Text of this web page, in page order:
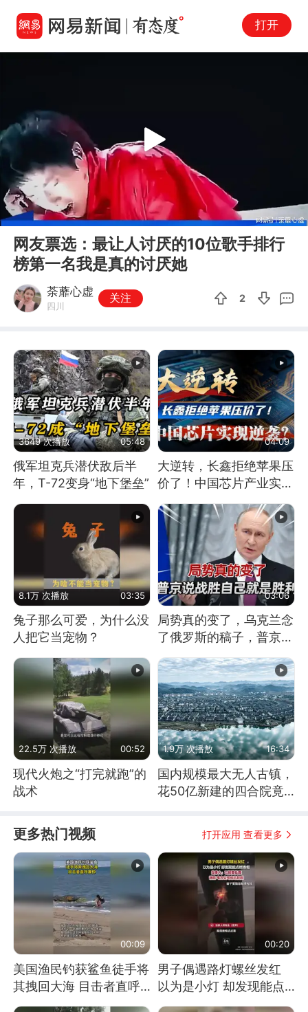
打开
00:00 05:39
Play
网友票选：最让人讨厌的10位歌手排行
榜第一名我是真的讨厌她
荼蘼心虚
四川
关注 2
3649 次播放 05:48
俄军坦克兵潜伏敌后半
年，T-72变身“地下堡垒”
04:09
大逆转，长鑫拒绝苹果压
价了！中国芯片产业实现
怎样的逆袭？
8.1万 次播放 03:35
兔子那么可爱，为什么没
人把它当宠物？
03:06
局势真的变了，乌克兰念
了俄罗斯的稿子，普京说
22.5万 次播放 00:52
现代火炮之“打完就跑”的
战术
1.9万 次播放 16:34
国内规模最大无人古镇，
花50亿新建的四合院竟
更多热门视频 打开应用 查看更多
00:09
美国渔民钓获鲨鱼徒手将
其拽回大海 目击者直呼
震惊 （视频来源：参考
00:20
男子偶遇路灯螺丝发红
以为是小灯 却发现能点
燃香烟 当事人：已报警